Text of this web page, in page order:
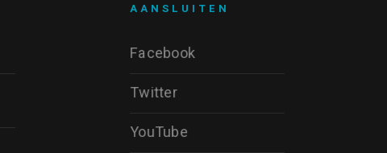
AANSLUITEN
Facebook
Twitter
YouTube